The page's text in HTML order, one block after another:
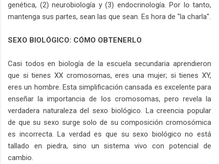
genética, (2) neurobiología y (3) endocrinología. Por lo tanto,
mantenga sus partes, sean las que sean. Es hora de "la charla".
SEXO BIOLÓGICO: CÓMO OBTENERLO
Casi todos en biología de la escuela secundaria aprendieron
que si tienes XX cromosomas, eres una mujer; si tienes XY,
eres un hombre. Esta simplificación cansada es excelente para
enseñar la importancia de los cromosomas, pero revela la
verdadera naturaleza del sexo biológico. La creencia popular
de que su sexo surge solo de su composición cromosómica
es incorrecta. La verdad es que su sexo biológico no está
tallado en piedra, sino un sistema vivo con potencial de
cambio.